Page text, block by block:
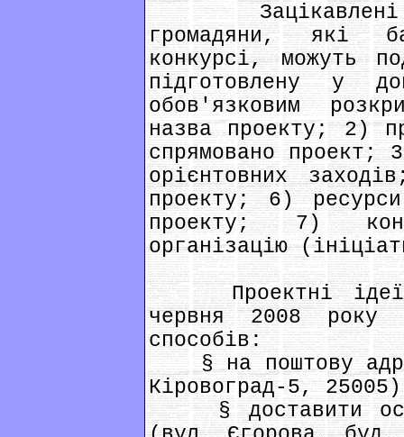
Зацікавлені
громадяни, які
конкурсі, можуть
підготовлену у
обов'язковим
назва проекту; 2)
спрямовано проект;
орієнтовних
проекту; 6)
проекту; 7)
організацію
Проектні ідеї
червня 2008 року
способів:
§ на поштову
Кіровоград-5,
§ доставити